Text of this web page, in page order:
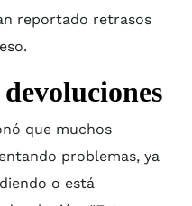
reportado retrasos
que muchos
problemas, ya
o está